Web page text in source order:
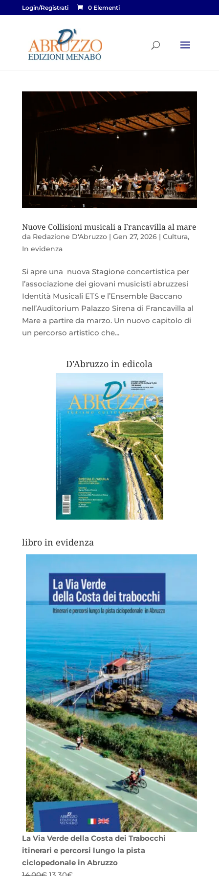
Login/Registrati 0 Elementi
Nuove Collisioni musicali a Francavilla al mare
da Redazione D'Abruzzo| Gen 27, 2026| Cultura,
In evidenza
Si apre una nuova Stagione concertistica per
l’associazione dei giovani musicisti abruzzesi
Identità Musicali ETS e l’Ensemble Baccano
nell’Auditorium Palazzo Sirena di Francavilla al
Mare a partire da marzo. Un nuovo capitolo di
un percorso artistico che...
D’Abruzzo in edicola
libro in evidenza
La Via Verde della Costa dei Trabocchi
itinerari e percorsi lungo la pista
ciclopedonale in Abruzzo